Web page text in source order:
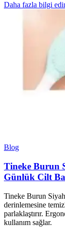
Daha fazla bilgi
Blog
Tineke Burun
Günlük Cilt
Tineke Burun
derinlemesine
parlaklaştırır.
kullanım sağlar.